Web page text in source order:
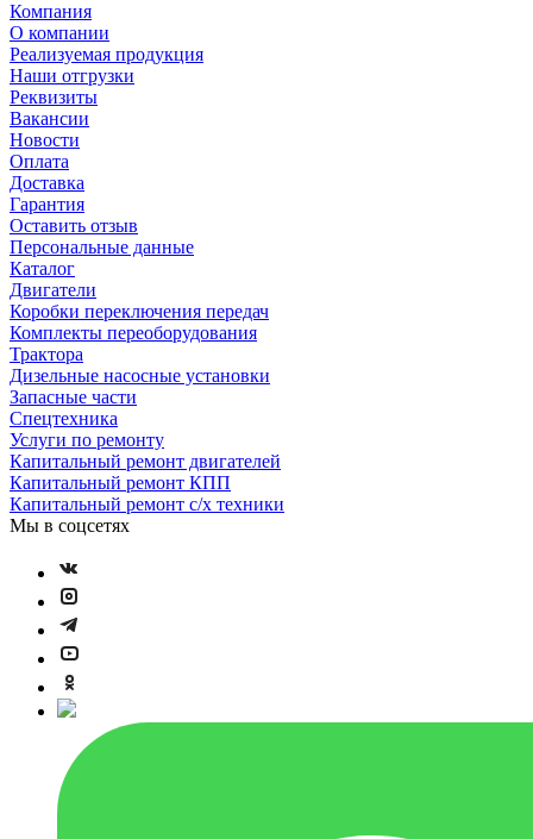
Компания
О компании
Реализуемая продукция
Наши отгрузки
Реквизиты
Вакансии
Новости
Оплата
Доставка
Гарантия
Оставить отзыв
Персональные данные
Каталог
Двигатели
Коробки переключения передач
Комплекты переоборудования
Трактора
Дизельные насосные установки
Запасные части
Спецтехника
Услуги по ремонту
Капитальный ремонт двигателей
Капитальный ремонт КПП
Капитальный ремонт с/х техники
Мы в соцсетях